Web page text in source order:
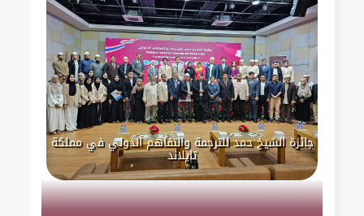
جائزة الشيخ حمد للترجمة والتفاهم الدولي في مملكة
تايلاند